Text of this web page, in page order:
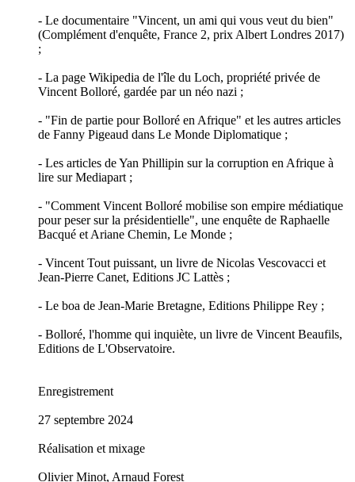
- Le documentaire "Vincent, un ami qui vous veut du bien"
(Complément d'enquête, France 2, prix Albert Londres 2017)
;
- La page Wikipedia de l'île du Loch, propriété privée de
Vincent Bolloré, gardée par un néo nazi ;
- "Fin de partie pour Bolloré en Afrique" et les autres articles
de Fanny Pigeaud dans Le Monde Diplomatique ;
- Les articles de Yan Phillipin sur la corruption en Afrique à
lire sur Mediapart ;
- "Comment Vincent Bolloré mobilise son empire médiatique
pour peser sur la présidentielle", une enquête de Raphaelle
Bacqué et Ariane Chemin, Le Monde ;
- Vincent Tout puissant, un livre de Nicolas Vescovacci et
Jean-Pierre Canet, Editions JC Lattès ;
- Le boa de Jean-Marie Bretagne, Editions Philippe Rey ;
- Bolloré, l'homme qui inquiète, un livre de Vincent Beaufils,
Editions de L'Observatoire.
Enregistrement
27 septembre 2024
Réalisation et mixage
Olivier Minot, Arnaud Forest